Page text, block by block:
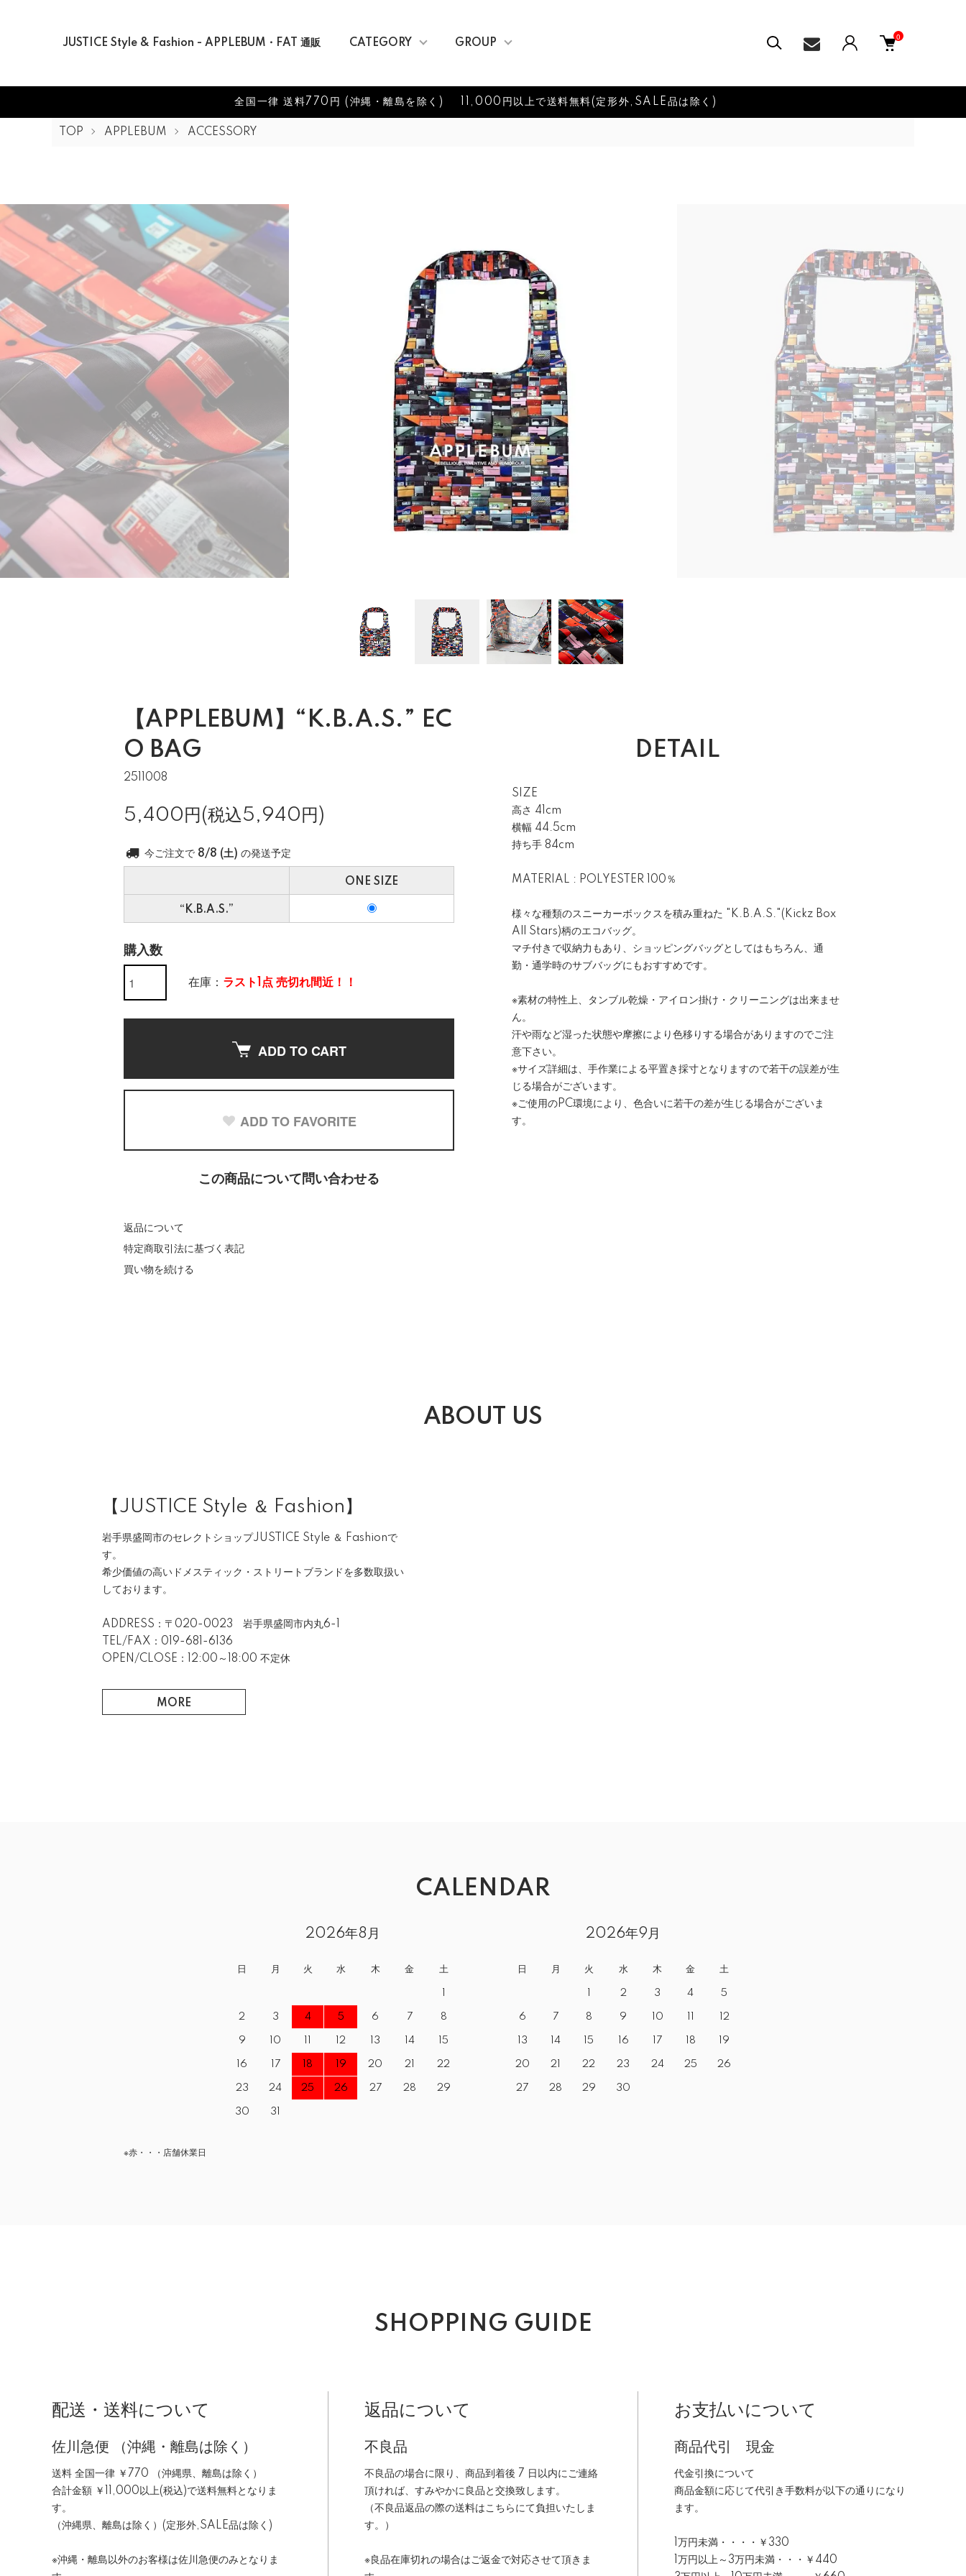
JUSTICE Style & Fashion - APPLEBUM・FAT 通販 CATEGORY GROUP
0
全国一律 送料770円 (沖縄・離島を除く) 11,000円以上で送料無料(定形外,SALE品は除く)
TOP APPLEBUM ACCESSORY
【APPLEBUM】“K.B.A.S.” EC
O BAG
2511008
5,400円(税込5,940円)
今ご注文で 8/8 (土) の発送予定
ONE SIZE
“K.B.A.S.”
購入数
在庫： ラスト1点 売切れ間近！！
ADD TO CART
ADD TO FAVORITE
この商品について問い合わせる
返品について
特定商取引法に基づく表記
買い物を続ける
DETAIL
SIZE
高さ 41cm
横幅 44.5cm
持ち手 84cm
MATERIAL : POLYESTER 100％
様々な種類のスニーカーボックスを積み重ねた "K.B.A.S."(Kickz Box
All Stars)柄のエコバッグ。
マチ付きで収納力もあり、ショッピングバッグとしてはもちろん、通
勤・通学時のサブバッグにもおすすめです。
※素材の特性上、タンブル乾燥・アイロン掛け・クリーニングは出来ませ
ん。
汗や雨など湿った状態や摩擦により色移りする場合がありますのでご注
意下さい。
※サイズ詳細は、手作業による平置き採寸となりますので若干の誤差が生
じる場合がございます。
※ご使用のPC環境により、色合いに若干の差が生じる場合がございま
す。
ABOUT US
【JUSTICE Style ＆ Fashion】
岩手県盛岡市のセレクトショップJUSTICE Style ＆ Fashionで
す。
希少価値の高いドメスティック・ストリートブランドを多数取扱い
しております。
ADDRESS：〒020-0023 岩手県盛岡市内丸6-1
TEL/FAX：019-681-6136
OPEN/CLOSE：12:00～18:00 不定休
MORE
CALENDAR
2026年8月
日 月 火 水 木 金 土
2 3 4 5 6 7 8
9 10 12 13 14 15
16 17 18 19 20 21 22
23 24 25 26 27 28 29
30 31
2026年9月
日 月 火 水 木 金 土
2 3 4 5
6 7 8 9 10 12
13 14 15 16 17 18 19
20 21 22 23 24 25 26
27 28 29 30
※赤・・・店舗休業日
SHOPPING GUIDE
配送・送料について
佐川急便 （沖縄・離島は除く）
送料 全国一律 ￥770 （沖縄県、離島は除く）
合計金額 ￥11,000以上(税込)で送料無料となりま
す。
（沖縄県、離島は除く）(定形外,SALE品は除く)
※沖縄・離島以外のお客様は佐川急便のみとなりま
返品について
不良品
不良品の場合に限り、商品到着後 7 日以内にご連絡
頂ければ、すみやかに良品と交換致します。
（不良品返品の際の送料はこちらにて負担いたしま
す。）
※良品在庫切れの場合はご返金で対応させて頂きま
お支払いについて
商品代引 現金
代金引換について
商品金額に応じて代引き手数料が以下の通りになり
ます。
1万円未満・・・・￥330
1万円以上～3万円未満・・・￥440